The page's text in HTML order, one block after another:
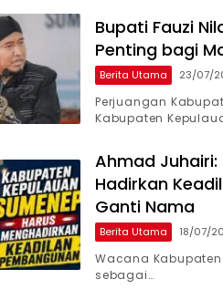
Bupati Fauzi
Penting bagi
Berita Utama 23/07/
Perjuangan
Kabupaten
Ahmad
Hadirkan
Ganti Nama
Berita Utama 18/07/
Wacana
sebagai…